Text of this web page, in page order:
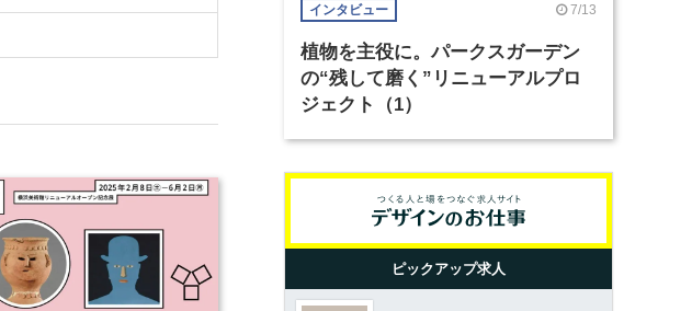
インタビュー 7/13
植物を主役に。パークスガーデン
の“残して磨く”リニューアルプロ
ジェクト（1）
ピックアップ求人